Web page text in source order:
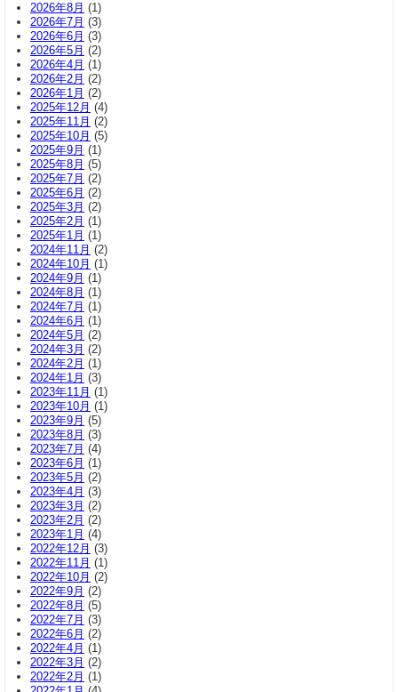
2026年8月 (1)
2026年7月 (3)
2026年6月 (3)
2026年5月 (2)
2026年4月 (1)
2026年2月 (2)
2026年1月 (2)
2025年12月 (4)
2025年11月 (2)
2025年10月 (5)
2025年9月 (1)
2025年8月 (5)
2025年7月 (2)
2025年6月 (2)
2025年3月 (2)
2025年2月 (1)
2025年1月 (1)
2024年11月 (2)
2024年10月 (1)
2024年9月 (1)
2024年8月 (1)
2024年7月 (1)
2024年6月 (1)
2024年5月 (2)
2024年3月 (2)
2024年2月 (1)
2024年1月 (3)
2023年11月 (1)
2023年10月 (1)
2023年9月 (5)
2023年8月 (3)
2023年7月 (4)
2023年6月 (1)
2023年5月 (2)
2023年4月 (3)
2023年3月 (2)
2023年2月 (2)
2023年1月 (4)
2022年12月 (3)
2022年11月 (1)
2022年10月 (2)
2022年9月 (2)
2022年8月 (5)
2022年7月 (3)
2022年6月 (2)
2022年4月 (1)
2022年3月 (2)
2022年2月 (1)